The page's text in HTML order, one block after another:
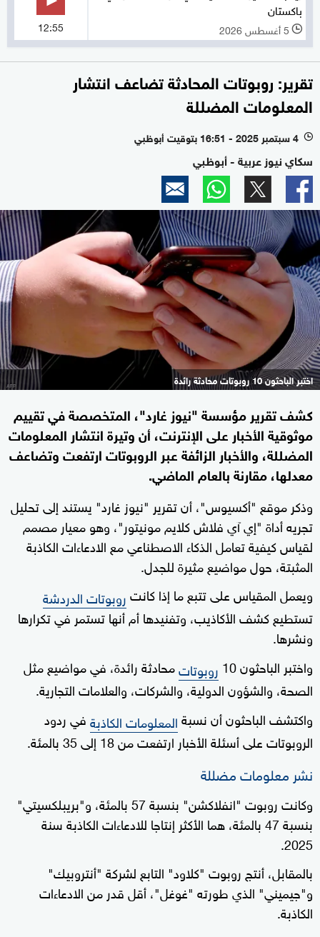
باكستان
l 5 أغسطس 2026 12:55
تقرير: روبوتات المحادثة تضاعف انتشار
المعلومات المضللة
l 4 سبتمبر 2025 - 16:51 بتوقيت أبوظبي
سكاي نيوز عربية - أبوظبي
اختبر الباحثون 10 روبوتات محادثة رائدة
كشف تقرير مؤسسة "نيوز غارد"، المتخصصة في تقييم
موثوقية الأخبار على الإنترنت، أن وتيرة انتشار المعلومات
المضللة، والأخبار الزائفة عبر الروبوتات ارتفعت وتضاعف
معدلها، مقارنة بالعام الماضي.
وذكر موقع "أكسيوس"، أن تقرير "نيوز غارد" يستند إلى تحليل
تجريه أداة "إي آي فلاش كلايم مونيتور"، وهو معيار مصمم
لقياس كيفية تعامل الذكاء الاصطناعي مع الادعاءات الكاذبة
المثبتة، حول مواضيع مثيرة للجدل.
ويعمل المقياس على تتبع ما إذا كانتروبوتات الدردشة
تستطيع كشف الأكاذيب، وتفنيدها أم أنها تستمر في تكرارها
ونشرها.
واختبر الباحثون 10
روبوتاتمحادثة رائدة، في مواضيع مثل
الصحة، والشؤون الدولية، والشركات، والعلامات التجارية.
واكتشف الباحثون أن نسبةالمعلومات الكاذبةفي ردود
الروبوتات على أسئلة الأخبار ارتفعت من 18 إلى 35 بالمئة.
نشر معلومات مضللة
وكانت روبوت "انفلاكشن" بنسبة 57 بالمئة، و"بريبلكسيتي"
بنسبة 47 بالمئة، هما الأكثر إنتاجا للادعاءات الكاذبة سنة
2025.
بالمقابل، أنتج روبوت "كلاود" التابع لشركة "أنتروبيك"
و"جيميني" الذي طورته "غوغل"، أقل قدر من الادعاءات
الكاذبة.